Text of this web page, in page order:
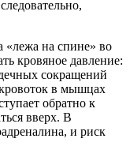
«лежа на спине» во
кровяное давление:
сокращений
в мышцах
обратно к
вверх. В
и риск